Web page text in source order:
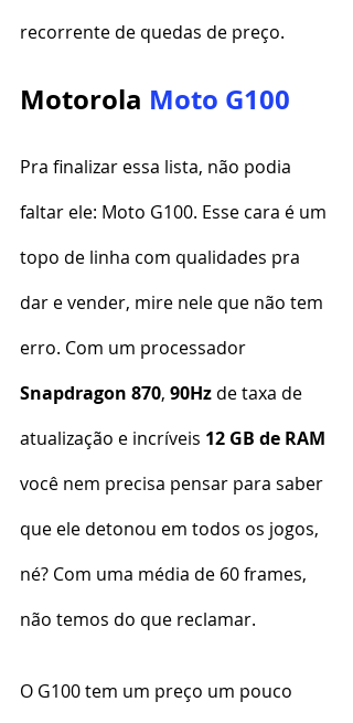
recorrente de quedas de preço.
Motorola Moto G100
Pra finalizar essa lista, não podia
faltar ele: Moto G100. Esse cara é um
topo de linha com qualidades pra
dar e vender, mire nele que não tem
erro. Com um processador
Snapdragon 870, 90Hz de taxa de
atualização e incríveis 12 GB de RAM
você nem precisa pensar para saber
que ele detonou em todos os jogos,
né? Com uma média de 60 frames,
não temos do que reclamar.
O G100 tem um preço um pouco